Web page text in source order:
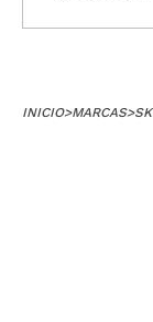
INICIO>MARCAS>